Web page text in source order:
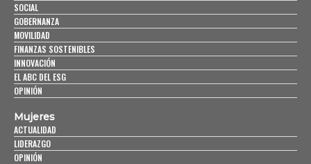
SOCIAL
GOBERNANZA
MOVILIDAD
FINANZAS SOSTENIBLES
INNOVACIÓN
EL ABC DEL ESG
OPINIÓN
Mujeres
ACTUALIDAD
LIDERAZGO
OPINIÓN